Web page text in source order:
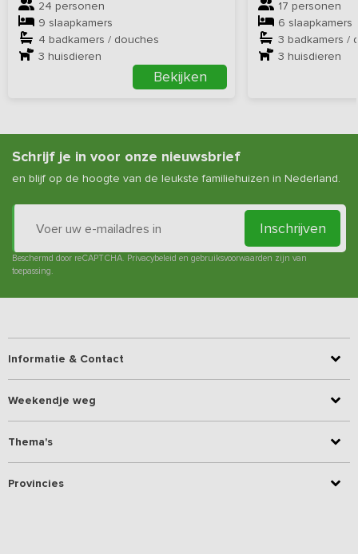
24 personen
9 slaapkamers
4 badkamers / douches
3 huisdieren
Bekijken
17 personen
6 slaapkamers
3 badkamers /
3 huisdieren
Schrijf je in voor onze nieuwsbrief
en blijf op de hoogte van de leukste familiehuizen in Nederland.
Inschrijven
Beschermd door reCAPTCHA. Privacybeleid en gebruiksvoorwaarden zijn van
toepassing.
Informatie & Contact
Weekendje weg
Thema's
Provincies